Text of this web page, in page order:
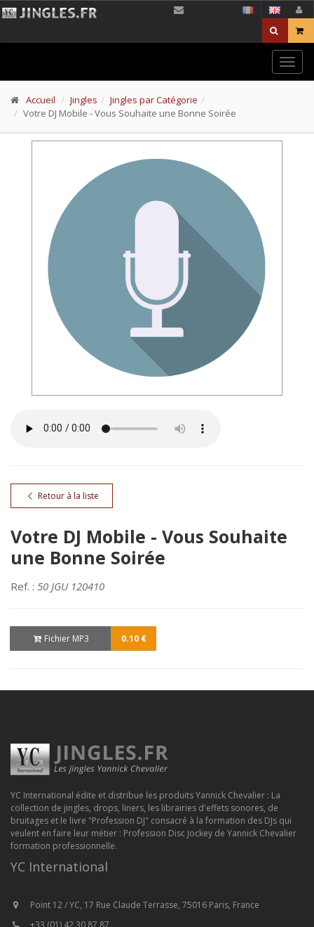
Accueil Jingles
Jingles par Catégorie
Votre DJ Mobile - Vous Souhaite une Bonne Soirée
Retour à la liste
Votre DJ Mobile - Vous Souhaite
une Bonne Soirée
Ref. : 50 JGU 120410
Fichier MP3 0.10 €
YC International édite et distribue les produits Yannick Chevalier : La
collection de jingles, drops, liners, les librairies d'effets sonores, de
bruitages et le livre "Profession DJ" consacré à la formation des DJs qui
veulent en faire leur métier : Profession Disc Jockey de Yannick Chevalier
formation professionnelle.
YC International
Point 12 / YC, 17 Rue Claude Terrasse, 75016 Paris, France
+33 (01) 42 30 87 87